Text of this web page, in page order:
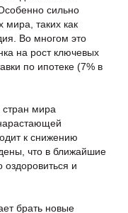
сильно
мира, таких как
Во многом это
на рост ключевых
по ипотеке (7% в
мира
к снижению
что в ближайшие
и
брать новые